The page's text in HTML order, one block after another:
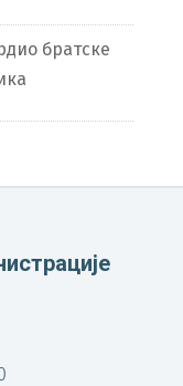
братске